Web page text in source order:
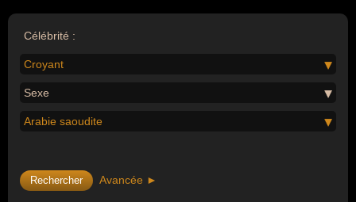
Célébrité :
Croyant
Sexe
Arabie saoudite
Avancée ►